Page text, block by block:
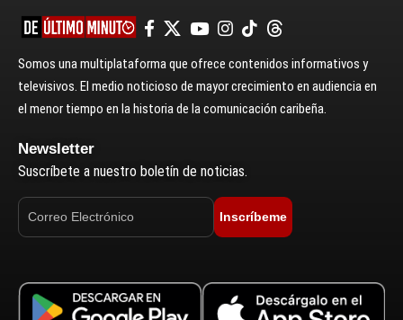
Somos una multiplataforma que ofrece contenidos informativos y
televisivos. El medio noticioso de mayor crecimiento en audiencia en
el menor tiempo en la historia de la comunicación caribeña.
Newsletter
Suscríbete a nuestro boletín de noticias.
Inscríbeme